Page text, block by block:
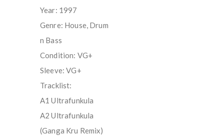
Year: 1997
Genre: House, Drum
n Bass
Condition: VG+
Sleeve: VG+
Tracklist:
A1 Ultrafunkula
A2 Ultrafunkula
(Ganga Kru Remix)